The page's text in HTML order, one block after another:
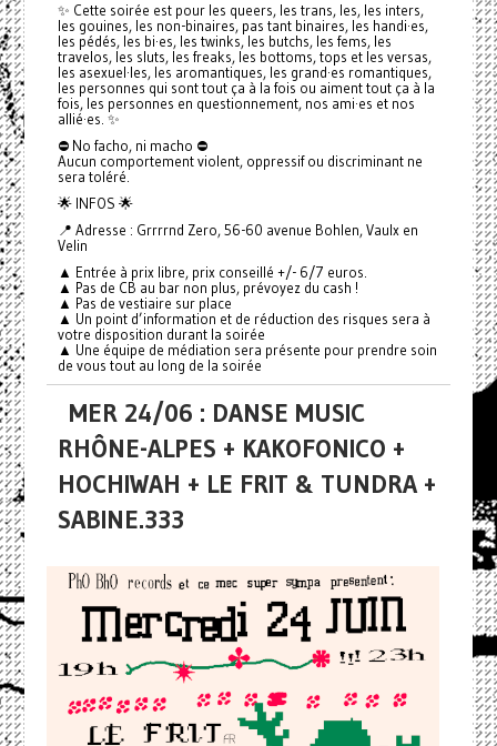
✨ Cette soirée est pour les queers, les trans, les, les inters,
les gouines, les non-binaires, pas tant binaires, les handi·es,
les pédés, les bi·es, les twinks, les butchs, les fems, les
travelos, les sluts, les freaks, les bottoms, tops et les versas,
les asexuel·les, les aromantiques, les grand·es romantiques,
les personnes qui sont tout ça à la fois ou aiment tout ça à la
fois, les personnes en questionnement, nos ami·es et nos
allié·es. ✨
⛔️ No facho, ni macho ⛔️
Aucun comportement violent, oppressif ou discriminant ne
sera toléré.
🌟 INFOS 🌟
📍 Adresse : Grrrrnd Zero, 56-60 avenue Bohlen, Vaulx en
Velin
▲ Entrée à prix libre, prix conseillé +/- 6/7 euros.
▲ Pas de CB au bar non plus, prévoyez du cash !
▲ Pas de vestiaire sur place
▲ Un point d’information et de réduction des risques sera à
votre disposition durant la soirée
▲ Une équipe de médiation sera présente pour prendre soin
de vous tout au long de la soirée
MER 24/06 : DANSE MUSIC
RHÔNE-ALPES + KAKOFONICO +
HOCHIWAH + LE FRIT & TUNDRA +
SABINE.333